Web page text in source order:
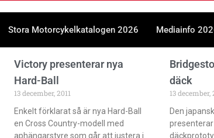
Stora Motorcykelkatalogen 2026 Mediainfo
Victory presenterar nya
Hard-Ball
13 december, 2011
Enkelt förklarat så är nya Hard-Ball
en Cross Country-modell med
aphängarstyre som går att justera i
däck
13 december,
Den